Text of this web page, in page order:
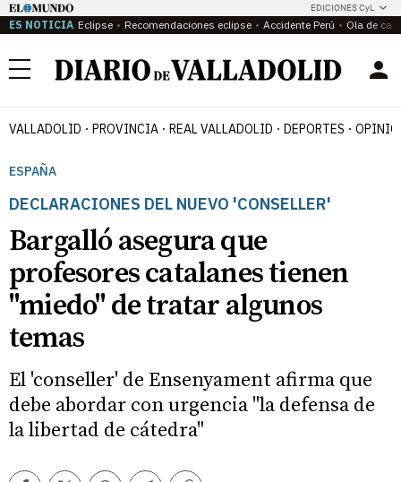
EDICIONES CyL
ES NOTICIA Eclipse Recomendaciones eclipse Accidente Perú Ola de
Menú
VALLADOLID PROVINCIA REAL VALLADOLID DEPORTES
ESPAÑA
DECLARACIONES DEL NUEVO 'CONSELLER'
Bargalló asegura que
profesores catalanes tienen
"miedo" de tratar algunos
temas
El 'conseller' de Ensenyament afirma que
debe abordar con urgencia "la defensa de
la libertad de cátedra"